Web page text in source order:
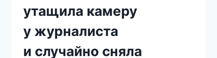
утащила камеру
у журналиста
и случайно сняла